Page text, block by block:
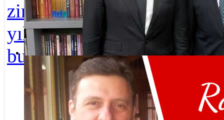
Mustafa Gider, MHP Üsküdar İlçe Başkanı olarak atandı
zincirinde 2004
yılına gelmiş
bulun...